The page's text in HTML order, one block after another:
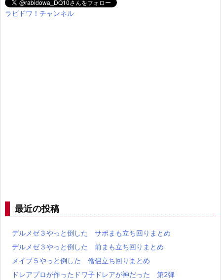
ラビドワ！チャンネル
最近の投稿
デルメゼ３やっと倒した サポまも立ち回りまとめ
デルメゼ３やっと倒した 前まも立ち回りまとめ
メイブ５やっと倒した 僧侶立ち回りまとめ
ドレアプロが作ったドワ子ドレアが神だった 第2弾